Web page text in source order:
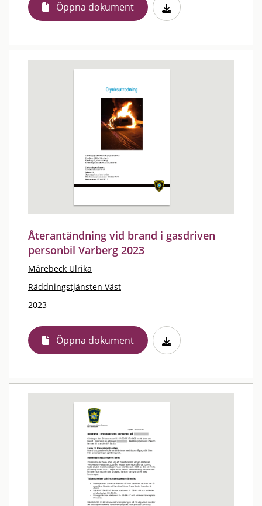
Öppna dokument
Återantändning vid brand i gasdriven
personbil Varberg 2023
Mårebeck Ulrika
Räddningstjänsten Väst
2023
Öppna dokument